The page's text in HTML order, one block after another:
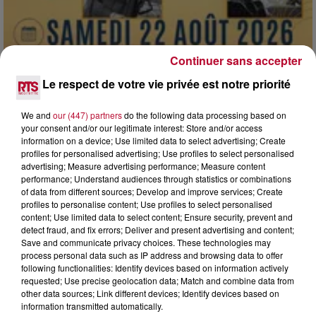
7 août 2026
DINER CONCERT À LA MJC DE MARSEILLAN
Le respect de votre vie privée est notre priorité
We and our (447) partnersdo the following data processing based on
your consent and/or our legitimate interest: Store and/or access
information on a device; Use limited data to select advertising; Create
profiles for personalised advertising; Use profiles to select personalised
advertising; Measure advertising performance; Measure content
performance; Understand audiences through statistics or combinations
of data from different sources; Develop and improve services; Create
profiles to personalise content; Use profiles to select personalised
content; Use limited data to select content; Ensure security, prevent and
detect fraud, and fix errors; Deliver and present advertising and content;
Save and communicate privacy choices. These technologies may
process personal data such as IP address and browsing data to offer
following functionalities: Identify devices based on information actively
requested; Use precise geolocation data; Match and combine data from
other data sources; Link different devices; Identify devices based on
information transmitted automatically.
Continuer sans accepter